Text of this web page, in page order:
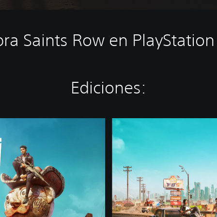
Saints Row en
Ediciones:
o
E
d
i
o